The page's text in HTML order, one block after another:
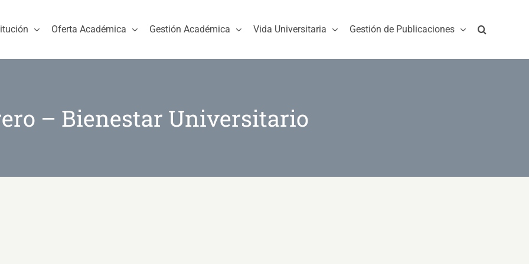
Oferta Académica Gestión Académica Vida Universitaria Gestión de Publicaciones
– Bienestar Universitario